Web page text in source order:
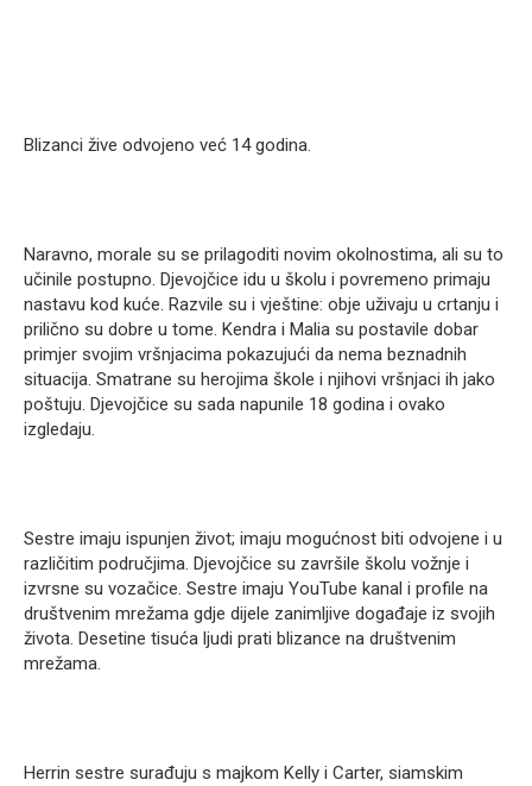
Blizanci žive odvojeno već 14 godina.
Naravno, morale su se prilagoditi novim okolnostima, ali su to
učinile postupno. Djevojčice idu u školu i povremeno primaju
nastavu kod kuće. Razvile su i vještine: obje uživaju u crtanju i
prilično su dobre u tome. Kendra i Malia su postavile dobar
primjer svojim vršnjacima pokazujući da nema beznadnih
situacija. Smatrane su herojima škole i njihovi vršnjaci ih jako
poštuju. Djevojčice su sada napunile 18 godina i ovako
izgledaju.
Sestre imaju ispunjen život; imaju mogućnost biti odvojene i u
različitim područjima. Djevojčice su završile školu vožnje i
izvrsne su vozačice. Sestre imaju YouTube kanal i profile na
društvenim mrežama gdje dijele zanimljive događaje iz svojih
života. Desetine tisuća ljudi prati blizance na društvenim
mrežama.
Herrin sestre surađuju s majkom Kelly i Carter, siamskim